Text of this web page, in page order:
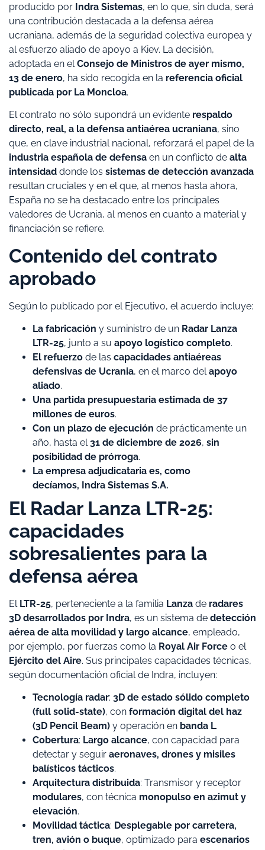
producido por Indra Sistemas, en lo que, sin duda, será
una contribución destacada a la defensa aérea
ucraniana, además de la seguridad colectiva europea y
al esfuerzo aliado de apoyo a Kiev. La decisión,
adoptada en el Consejo de Ministros de ayer mismo,
13 de enero, ha sido recogida en la referencia oficial
publicada por La Moncloa.
El contrato no sólo supondrá un evidente respaldo
directo, real, a la defensa antiaérea ucraniana, sino
que, en clave industrial nacional, reforzará el papel de la
industria española de defensa en un conflicto de alta
intensidad donde los sistemas de detección avanzada
resultan cruciales y en el que, al menos hasta ahora,
España no se ha destacado entre los principales
valedores de Ucrania, al menos en cuanto a material y
financiación se refiere.
Contenido del contrato
aprobado
Según lo publicado por el Ejecutivo, el acuerdo incluye:
La fabricación y suministro de un Radar Lanza
LTR-25, junto a su apoyo logístico completo.
El refuerzo de las capacidades antiaéreas
defensivas de Ucrania, en el marco delapoyo
aliado.
Una partida presupuestaria estimada de 37
millones de euros.
Con un plazo de ejecución de prácticamente un
año, hasta el31 de diciembre de 2026, sin
posibilidad de prórroga.
La empresa adjudicataria es, como
decíamos, Indra Sistemas S.A.
El Radar Lanza LTR-25:
capacidades
sobresalientes para la
defensa aérea
El LTR-25, perteneciente a la familia Lanza de radares
3D desarrollados por Indra, es un sistema de detección
aérea de alta movilidad y largo alcance, empleado,
por ejemplo, por fuerzas como la Royal Air Force o el
Ejército del Aire. Sus principales capacidades técnicas,
según documentación oficial de Indra, incluyen:
Tecnología radar: 3D de estado sólido completo
(full solid-state), con formación digital del haz
(3D Pencil Beam) y operación en banda L.
Cobertura: Largo alcance, con capacidad para
detectar y seguir aeronaves, drones y misiles
balísticos tácticos.
Arquitectura distribuida: Transmisor y receptor
modulares, con técnica monopulso en azimut y
elevación.
Movilidad táctica: Desplegable por carretera,
tren, avión o buque, optimizado para escenarios